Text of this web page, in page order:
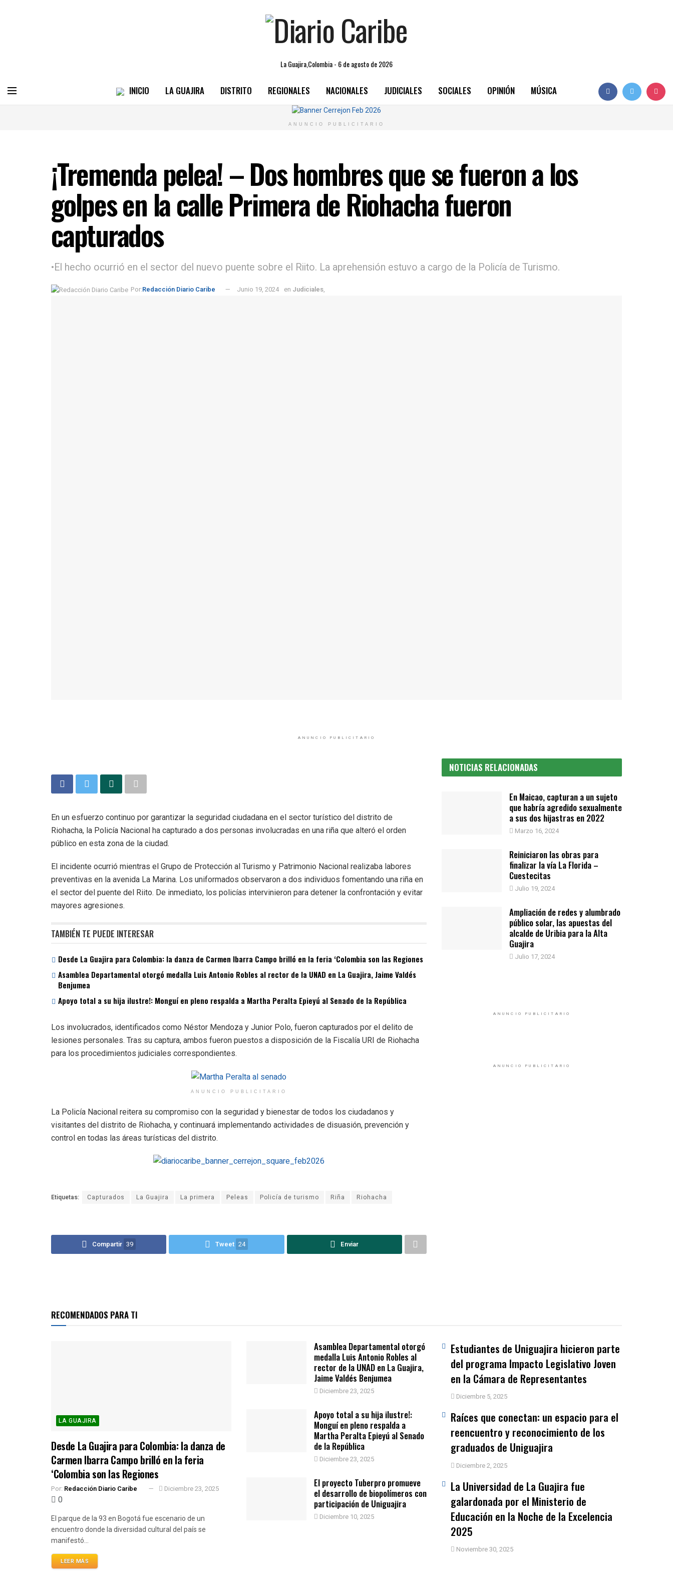
La Guajira,Colombia - 6 de agosto de 2026
INICIO LA GUAJIRA DISTRITO REGIONALES NACIONALES JUDICIALES SOCIALES OPINIÓN MÚSICA
ANUNCIO PUBLICITARIO
¡Tremenda pelea! – Dos hombres que se fueron a los
golpes en la calle Primera de Riohacha fueron
capturados
•El hecho ocurrió en el sector del nuevo puente sobre el Riito. La aprehensión estuvo a cargo de la Policía de Turismo.
Por:Redacción Diario Caribe Junio 19, 2024 en Judiciales,
ANUNCIO PUBLICITARIO
En un esfuerzo continuo por garantizar la seguridad ciudadana en el sector turístico del distrito de
Riohacha, la Policía Nacional ha capturado a dos personas involucradas en una riña que alteró el orden
público en esta zona de la ciudad.
El incidente ocurrió mientras el Grupo de Protección al Turismo y Patrimonio Nacional realizaba labores
preventivas en la avenida La Marina. Los uniformados observaron a dos individuos fomentando una riña en
el sector del puente del Riito. De inmediato, los policías intervinieron para detener la confrontación y evitar
mayores agresiones.
TAMBIÉN TE PUEDE INTERESAR
Desde La Guajira para Colombia: la danza de Carmen Ibarra Campo brilló en la feria ‘Colombia son las Regiones
Asamblea Departamental otorgó medalla Luis Antonio Robles al rector de la UNAD en La Guajira, Jaime Valdés
Benjumea
Apoyo total a su hija ilustre!: Monguí en pleno respalda a Martha Peralta Epieyú al Senado de la República
Los involucrados, identificados como Néstor Mendoza y Junior Polo, fueron capturados por el delito de
lesiones personales. Tras su captura, ambos fueron puestos a disposición de la Fiscalía URI de Riohacha
para los procedimientos judiciales correspondientes.
ANUNCIO PUBLICITARIO
La Policía Nacional reitera su compromiso con la seguridad y bienestar de todos los ciudadanos y
visitantes del distrito de Riohacha, y continuará implementando actividades de disuasión, prevención y
control en todas las áreas turísticas del distrito.
Etiquetas: Capturados La Guajira La primera Peleas Policía de turismo Riña Riohacha
Compartir 39 Tweet 24 Enviar
NOTICIAS RELACIONADAS
En Maicao, capturan a un sujeto
que habría agredido sexualmente
a sus dos hijastras en 2022
Marzo 16, 2024
Reiniciaron las obras para
finalizar la vía La Florida –
Cuestecitas
Julio 19, 2024
Ampliación de redes y alumbrado
público solar, las apuestas del
alcalde de Uribia para la Alta
Guajira
Julio 17, 2024
ANUNCIO PUBLICITARIO
ANUNCIO PUBLICITARIO
RECOMENDADOS PARA TI
LA GUAJIRA
Desde La Guajira para Colombia: la danza de
Carmen Ibarra Campo brilló en la feria
‘Colombia son las Regiones
Por: Redacción Diario Caribe Diciembre 23, 2025
0
El parque de la 93 en Bogotá fue escenario de un
encuentro donde la diversidad cultural del país se
manifestó...
LEER MÁS
Asamblea Departamental otorgó
medalla Luis Antonio Robles al
rector de la UNAD en La Guajira,
Jaime Valdés Benjumea
Diciembre 23, 2025
Apoyo total a su hija ilustre!:
Monguí en pleno respalda a
Martha Peralta Epieyú al Senado
de la República
Diciembre 23, 2025
El proyecto Tuberpro promueve
el desarrollo de biopolímeros con
participación de Uniguajira
Diciembre 10, 2025
Estudiantes de Uniguajira hicieron parte
del programa Impacto Legislativo Joven
en la Cámara de Representantes
Diciembre 5, 2025
Raíces que conectan: un espacio para el
reencuentro y reconocimiento de los
graduados de Uniguajira
Diciembre 2, 2025
La Universidad de La Guajira fue
galardonada por el Ministerio de
Educación en la Noche de la Excelencia
2025
Noviembre 30, 2025